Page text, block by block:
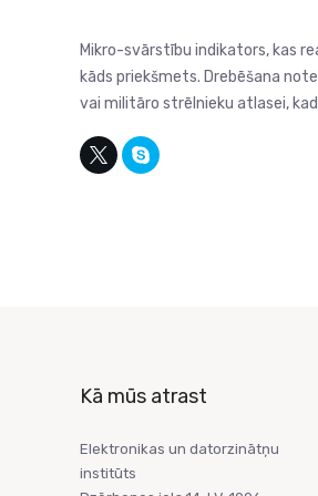
Mikro-svārstību indikators, kas
kāds priekšmets. Drebēšana
vai militāro strēlnieku atlasei,
Kā mūs atrast
Elektronikas un datorzinātņu
institūts